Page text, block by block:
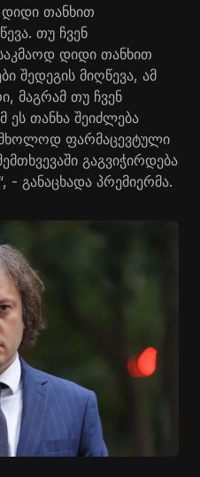
თანხით
თუ ჩვენ
დიდი თანხით
შედეგის მიღწევა, ამ
მაგრამ თუ ჩვენ
ეს თანხა შეიძლება
ფარმაცევტული
გაგვიჭირდება
- განაცხადა პრემიერმა.